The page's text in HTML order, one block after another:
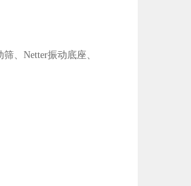
、Netter振动底座、